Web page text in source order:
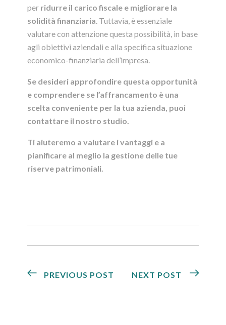
per ridurre il carico fiscale e migliorare la
solidità finanziaria. Tuttavia, è essenziale
valutare con attenzione questa possibilità, in base
agli obiettivi aziendali e alla specifica situazione
economico-finanziaria dell’impresa.
Se desideri approfondire questa opportunità
e comprendere se l’affrancamento è una
scelta conveniente per la tua azienda, puoi
contattare il nostro studio.
Ti aiuteremo a valutare i vantaggi e a
pianificare al meglio la gestione delle tue
riserve patrimoniali.
PREVIOUS POST NEXT POST